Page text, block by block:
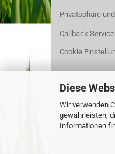
Diese
Wir verwenden
gewährleisten,
Informationen
Privatsphäre
Callback Service
Cookie